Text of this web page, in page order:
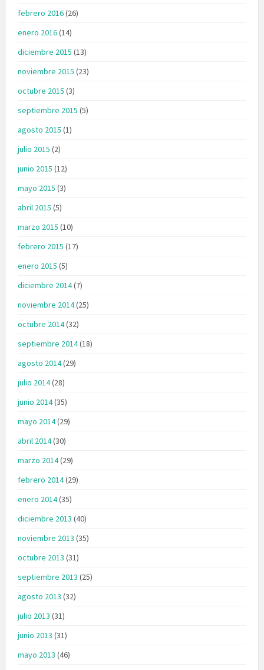
febrero 2016(26)
enero 2016(14)
diciembre 2015 (13)
noviembre 2015 (23)
octubre 2015 (3)
septiembre 2015 (5)
agosto 2015 (1)
julio 2015 (2)
junio 2015 (12)
mayo 2015 (3)
abril 2015 (5)
marzo 2015 (10)
febrero 2015 (17)
enero 2015 (5)
diciembre 2014(7)
noviembre 2014(25)
octubre 2014(32)
septiembre 2014(18)
agosto 2014(29)
julio 2014(28)
junio 2014(35)
mayo 2014(29)
abril 2014(30)
marzo 2014(29)
febrero 2014(29)
enero 2014(35)
diciembre 2013 (40)
noviembre 2013 (35)
octubre 2013 (31)
septiembre 2013 (25)
agosto 2013 (32)
julio 2013 (31)
junio 2013 (31)
mayo 2013 (46)